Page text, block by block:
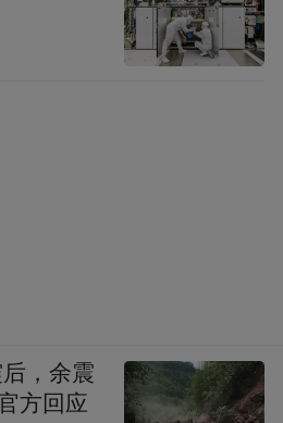
，余震
方回应